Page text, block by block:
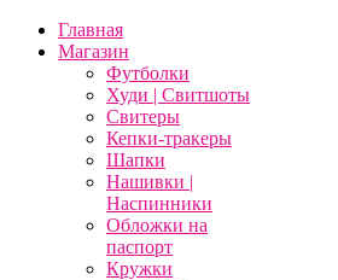
Главная
Магазин
Футболки
Худи | Свитшоты
Свитеры
Кепки-тракеры
Шапки
Нашивки |
Наспинники
Обложки на
паспорт
Кружки